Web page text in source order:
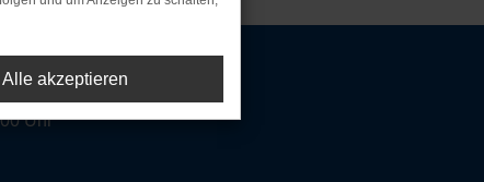
Uhr
Alle akzeptieren